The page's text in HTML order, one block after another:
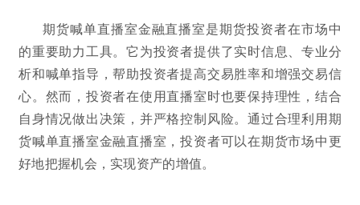
期货喊单直播室金融直播室是期货投资者在市场中
的重要助力工具。它为投资者提供了实时信息、专业分
析和喊单指导，帮助投资者提高交易胜率和增强交易信
心。然而，投资者在使用直播室时也要保持理性，结合
自身情况做出决策，并严格控制风险。通过合理利用期
货喊单直播室金融直播室，投资者可以在期货市场中更
好地把握机会，实现资产的增值。